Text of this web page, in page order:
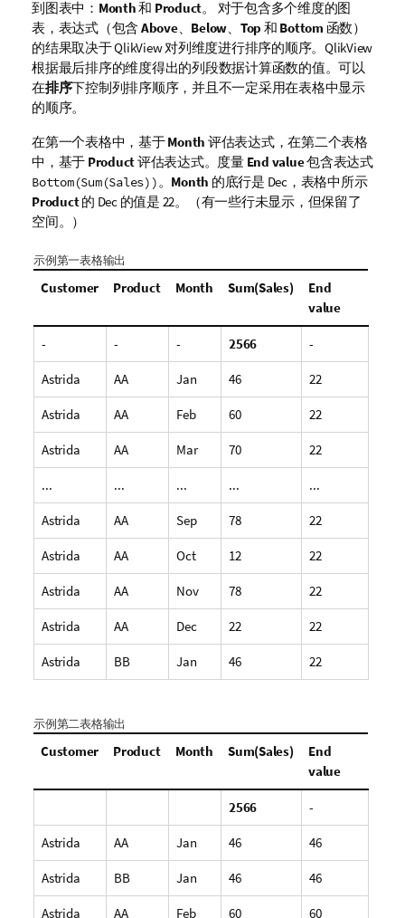
到图表中： Month和 Product。 对于包含多个维度的图
表，表达式（包含 Above、 Below Top 和 Bottom 函数）
的结果取决于QlikView对列维度进行排序的顺序。 QlikView
根据最后排序的维度得出的列段数据计算函数的值。可以
在排序下控制列排序顺序，并且不一定采用在表格中显示
的顺序。
在第一个表格中，基于Month 评估表达式，在第二个表格
中，基于 Product评估表达式。度量 End value包含表达式
Bottom(Sum(Sales)) 。 Month 的底行是 Dec，表格中所示
Product的 Dec的值是 22。（有一些行未显示，但保留了
空间。）
示例第一表格输出
Customer Product Month Sum(Sales)
End
value
- - - 2566 -
Astrida AA Jan 46 22
Astrida AA Feb 60 22
Astrida AA Mar 70 22
... ... ... ... ...
Astrida AA Sep 78 22
Astrida AA Oct 12 22
Astrida AA Nov 78 22
Astrida AA Dec 22 22
Astrida BB Jan 46 22
示例第二表格输出
Customer Product Month Sum(Sales)
End
value
2566 -
Astrida AA Jan 46 46
Astrida BB Jan 46 46
Astrida AA Feb 60 60